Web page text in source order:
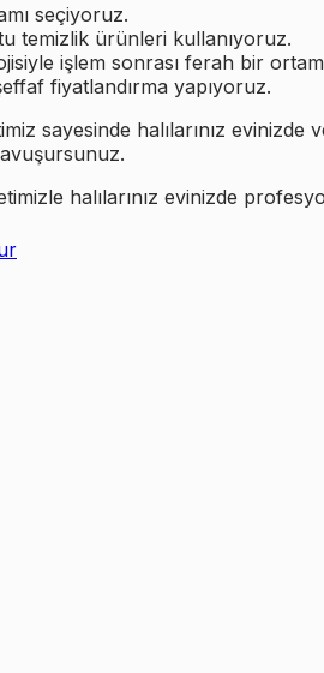
seçiyoruz.
temizlik ürünleri kullanıyoruz.
işlem sonrası ferah bir
fiyatlandırma yapıyoruz.
sayesinde halılarınız
halılarınız evinizde